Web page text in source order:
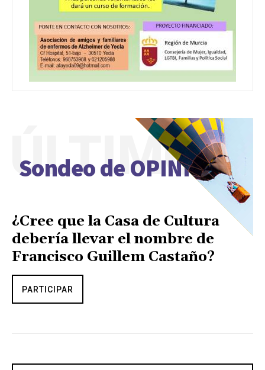
Sondeo de OPINIÓN
ÚLTIMO
¿Cree que la Casa de Cultura
debería llevar el nombre de
Francisco Guillem Castaño?
PARTICIPAR